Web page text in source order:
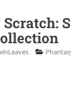
Scratch: